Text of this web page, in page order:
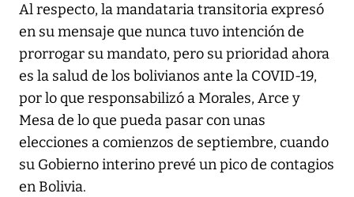
Al respecto, la mandataria transitoria expresó
en su mensaje que nunca tuvo intención de
prorrogar su mandato, pero su prioridad ahora
es la salud de los bolivianos ante la COVID-19,
por lo que responsabilizó a Morales, Arce y
Mesa de lo que pueda pasar con unas
elecciones a comienzos de septiembre, cuando
su Gobierno interino prevé un pico de contagios
en Bolivia.